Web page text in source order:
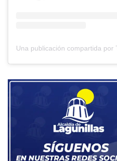
Una publicación compartida por Tu